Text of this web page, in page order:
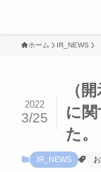
ホーム IR_NEWS
（
に
た。
2022
3/25
IR_NEWS